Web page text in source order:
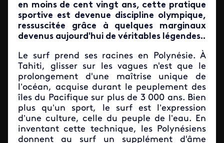
en moins de cent vingt ans, cette pratique
sportive est devenue discipline olympique,
ressuscitée grâce à quelques marginaux
devenus aujourd'hui de véritables légendes..
Le surf prend ses racines en Polynésie. À
Tahiti, glisser sur les vagues n'est que le
prolongement d'une maîtrise unique de
l’océan, acquise durant le peuplement des
îles du Pacifique sur plus de 3 000 ans. Bien
plus qu’un sport, le surf est l’expression
d’une culture, celle du peuple de l’eau. En
inventant cette technique, les Polynésiens
donnent au surf un supplément d'âme